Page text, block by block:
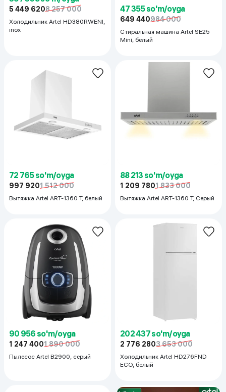
5 449 6208 257 000
Холодильник Artel HD380RWENI,
inox
47 355 so'm/oyga
649 440984 000
Стиральная машина Artel SE25
Mini, белый
72 765 so'm/oyga
997 9201 512 000
Вытяжка Artel ART-1360 T, белый
88 213 so'm/oyga
1 209 7801 833 000
Вытяжка Artel ART-1360 T, Серый
90 956 so'm/oyga
1 247 4001 890 000
Пылесос Artel B2900, серый
202 437 so'm/oyga
2 776 2803 653 000
Холодильник Artel HD276FND
ECO, белый